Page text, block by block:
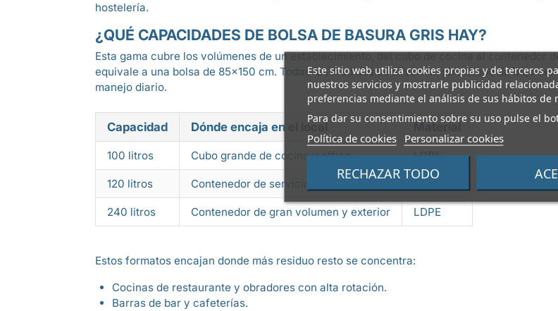
Este sitio web utiliza cookies propias y de terceros
nuestros servicios y mostrarle publicidad
preferencias mediante el análisis de sus hábitos de
Para dar su consentimiento sobre su uso pulse el
Política de cookies Personalizar cookies
RECHAZAR TODO
hostelería.
¿QUÉ CAPACIDADES DE BOLSA DE BASURA GRIS HAY?
Esta gama cubre los volúmenes de un establecimiento, del cubo de cocina al contenedor
equivale a una bolsa de 85x150 cm. Todas las medidas se sirven en polietileno de baja
manejo diario.
Capacidad Dónde encaja en el local
100 litros Cubo grande de cocina y office LDPE
120 litros Contenedor de servicio
240 litros Contenedor de gran volumen y exterior LDPE
Estos formatos encajan donde más residuo resto se concentra:
Cocinas de restaurante y obradores con alta rotación.
Barras de bar y cafeterías.